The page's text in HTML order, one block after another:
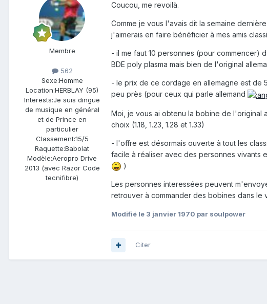
Membre
562
Sexe:Homme
Location:HERBLAY (95)
Interests:Je suis dingue
de musique en général
et de Prince en
particulier
Classement:15/5
Raquette:Babolat
Modèle:Aeropro Drive
2013 (avec Razor Code
tecnifibre)
Coucou, me revoilà.
Comme je vous l'avais dit la semaine
j'aimerais en faire bénéficier à mes amis
- il me faut 10 personnes (pour commencer)
BDE poly plasma mais bien de l'original
- le prix de ce cordage en allemagne est de
peu près (pour ceux qui parle allemand
Moi, je vous ai obtenu la bobine de l'original
choix (1.18, 1.23, 1.28 et 1.33)
- l'offre est désormais ouverte à tout les
facile à réaliser avec des personnes vivants
)
Les personnes interessées peuvent
retrouver à commander des bobines dans
Modifié le 3 janvier 1970 par soulpower
Citer